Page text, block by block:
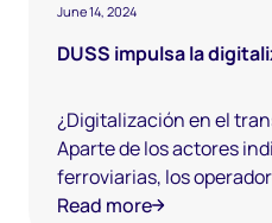
June 14, 2024
DUSS impulsa la
¿Digitalización en el
Aparte de los actores
ferroviarias, los
de carga o los
Read more